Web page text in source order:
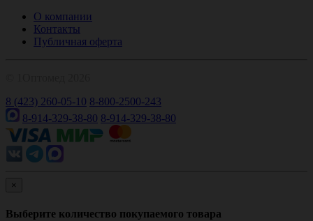
О компании
Контакты
Публичная оферта
8 (423) 260-05-10 8-800-2500-243
8-914-329-38-80 8-914-329-38-80
×
Выберите количество покупаемого товара